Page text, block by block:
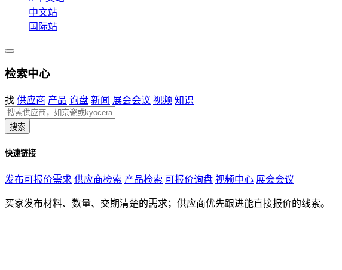
中文站
国际站
检索中心
找 供应商 产品 询盘 新闻 展会会议 视频 知识
搜索
快速链接
发布可报价需求 供应商检索 产品检索 可报价询盘 视频中心 展会会议
买家发布材料、数量、交期清楚的需求；供应商优先跟进能直接报价的线索。